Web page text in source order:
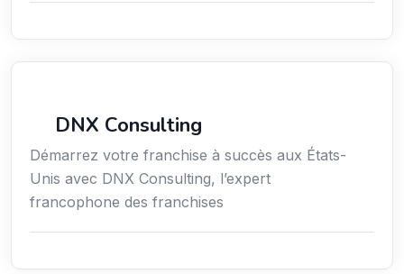
DNX Consulting
Démarrez votre franchise à succès aux États-
Unis avec DNX Consulting, l’expert
francophone des franchises